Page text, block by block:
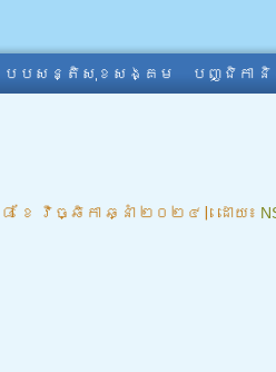
បបសន្តិសុខសង្គម បញ្ជិកា និ
ខែ វិច្ឆិកា ឆ្នាំ ២០២៤ | ដោយ៖